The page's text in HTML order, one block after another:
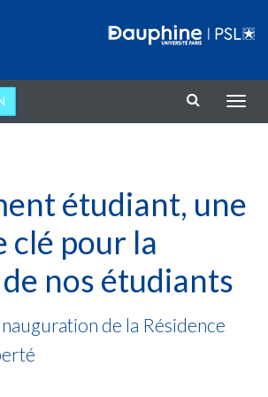
la
étudiant, une
pour la
nos étudiants
de la Résidence